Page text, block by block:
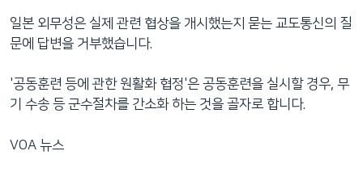
일본 외무성은 실제 관련 협상을 개시했는지 묻는 교도통신의 질
문에 답변을 거부했습니다.
'공동훈련 등에 관한 원활화 협정'은 공동훈련을 실시할 경우, 무
기 수송 등 군수절차를 간소화 하는 것을 골자로 합니다.
VOA 뉴스